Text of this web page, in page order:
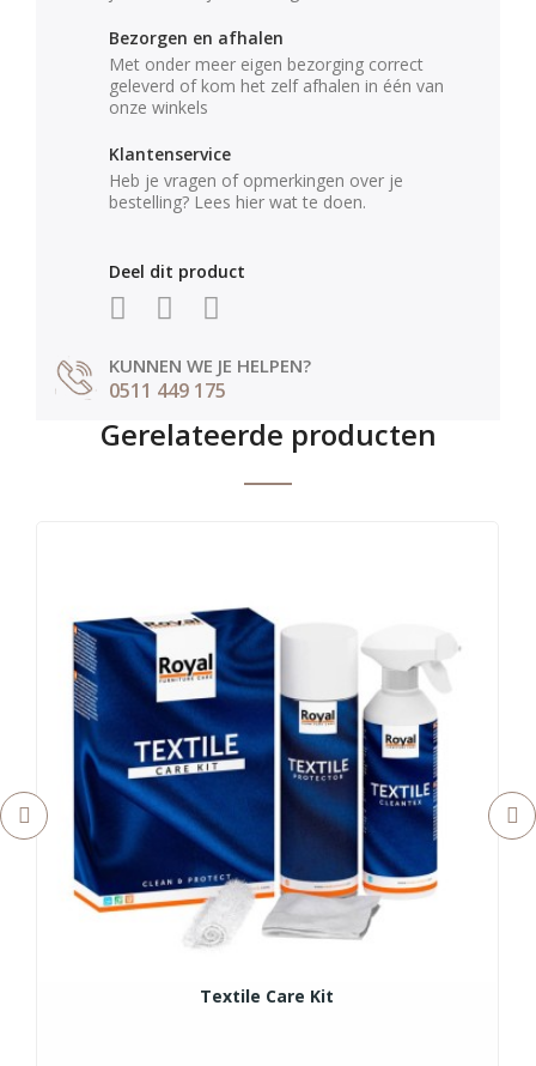
Bezorgen en afhalen
Met onder meer eigen bezorging correct
geleverd of kom het zelf afhalen in één van
onze winkels
Klantenservice
Heb je vragen of opmerkingen over je
bestelling? Lees hier wat te doen.
Deel dit product
KUNNEN WE JE HELPEN?
0511 449 175
Gerelateerde producten
Textile Care Kit